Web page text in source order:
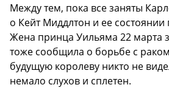
Между тем, пока все заняты
о Кейт Миддлтон и ее состоянии
Жена принца Уильяма 22 марта
тоже сообщила о борьбе с
будущую королеву никто не
немало слухов и сплетен.